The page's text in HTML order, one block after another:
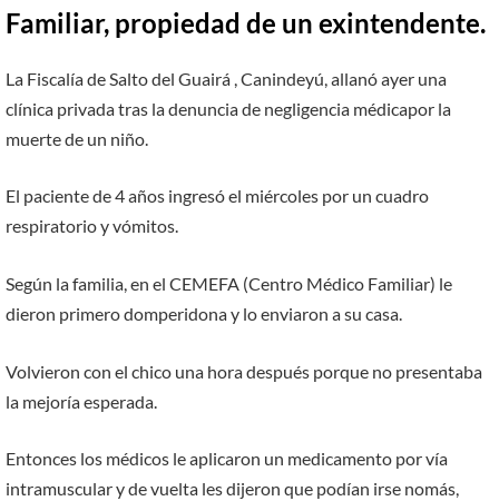
Familiar, propiedad de un exintendente.
La Fiscalía de Salto del Guairá , Canindeyú, allanó ayer una
clínica privada tras la denuncia de negligencia médicapor la
muerte de un niño.
El paciente de 4 años ingresó el miércoles por un cuadro
respiratorio y vómitos.
Según la familia, en el CEMEFA (Centro Médico Familiar) le
dieron primero domperidona y lo enviaron a su casa.
Volvieron con el chico una hora después porque no presentaba
la mejoría esperada.
Entonces los médicos le aplicaron un medicamento por vía
intramuscular y de vuelta les dijeron que podían irse nomás,